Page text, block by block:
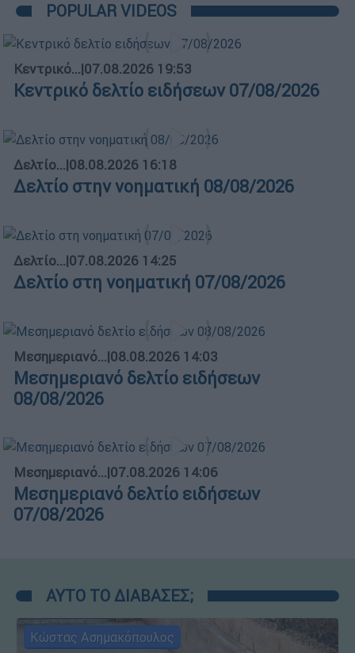
POPULAR VIDEOS
Κεντρικό...|07.08.2026 19:53
Κεντρικό δελτίο ειδήσεων 07/08/2026
Δελτίο...|08.08.2026 16:18
Δελτίο στην νοηματική 08/08/2026
Δελτίο...|07.08.2026 14:25
Δελτίο στη νοηματική 07/08/2026
Μεσημεριανό...|08.08.2026 14:03
Μεσημεριανό δελτίο ειδήσεων
08/08/2026
Μεσημεριανό...|07.08.2026 14:06
Μεσημεριανό δελτίο ειδήσεων
07/08/2026
ΑΥΤΟ ΤΟ ΔΙΑΒΑΣΕΣ;
Κώστας Ασημακόπουλος